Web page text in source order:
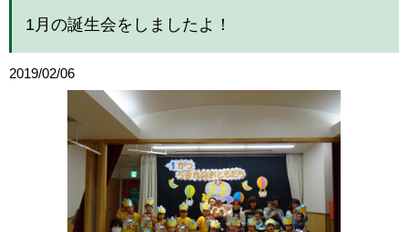
1月の誕生会をしましたよ！
2019/02/06